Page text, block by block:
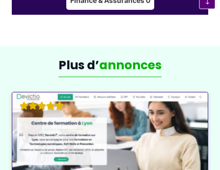
Un Secteur en Mutation
aéronautique et automobile investit massivement
Carburants alternatifs(hydrogène,
biocarburants, électrification).
Optimisation de l’aérodynamisme et de la
consommation énergétique
Recyclage des matériaux
et utilisation de
Plus d’annonces